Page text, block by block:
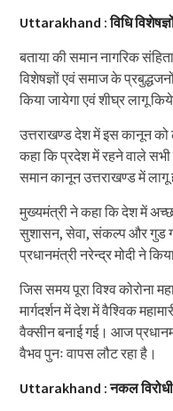
Uttarakhand : विधि
बताया की समान नागरिक
विशेषज्ञों एवं समाज के
किया जायेगा एवं शीघ्र लागू
उत्तराखण्ड देश में इस कानून को
कहा कि प्रदेश में रहने वाले
समान कानून उत्तराखण्ड में लागू
मुख्यमंत्री ने कहा कि देश में
सुशासन, सेवा, संकल्प और गुड
प्रधानमंत्री नरेन्द्र मोदी ने
जिस समय पूरा विश्व कोरोना
मार्गदर्शन में देश में वैश्विक
वैक्सीन बनाई गई। आज
वैभव पुनः वापस लौट रहा है।
Uttarakhand : नकल विरोधी